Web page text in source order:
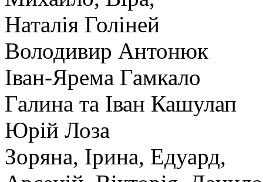
Наталія Голіней
Володивир Антонюк
Іван-Ярема Гамкало
Галина та Іван Кашулап
Юрій Лоза
Зоряна, Ірина, Едуард,